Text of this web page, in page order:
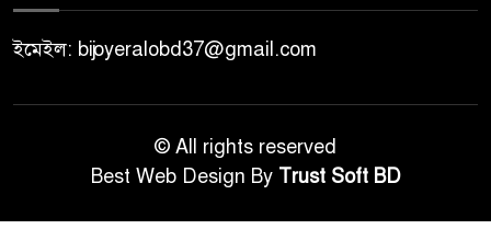
ইমেইল: bijoyeralobd37@gmail.com
© All rights reserved
Best Web Design By Trust Soft BD